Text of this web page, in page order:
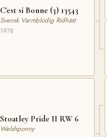
C'est si Bonne (3) 13543
Svensk Varmblodig Ridhäst
1978
Stoatley Pride II RW 6
Welshponny